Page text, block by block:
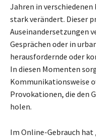
Jahren in
stark verändert. Dieser
Auseinandersetzungen
Gesprächen oder in
herausfordernde oder
In diesen Momenten
Kommunikationsweise
Provokationen, die den
holen.
Im Online-Gebrauch hat